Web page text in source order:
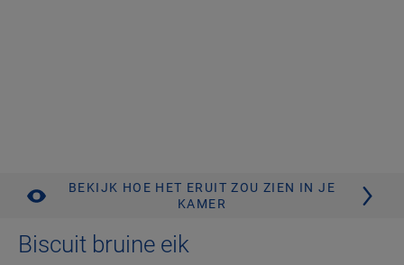
BEKIJK HOE HET ERUIT ZOU ZIEN IN JE
KAMER
Biscuit bruine eik